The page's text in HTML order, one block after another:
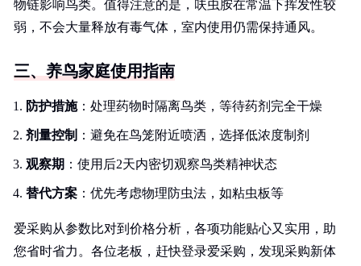
物链影响鸟类。值得注意的是，呋虫胺在常温下挥发性较
弱，不会大量释放有毒气体，室内使用仍需保持通风。
三、养鸟家庭使用指南
防护措施：处理药物时隔离鸟类，等待药剂完全干燥
剂量控制 ：避免在鸟笼附近喷洒，选择低浓度制剂
观察期 ：使用后2天内密切观察鸟类精神状态
替代方案 ：优先考虑物理防虫法，如粘虫板等
爱采购从参数比对到价格分析，各项功能贴心又实用，助
您省时省力。各位老板，赶快登录爱采购，发现采购新体